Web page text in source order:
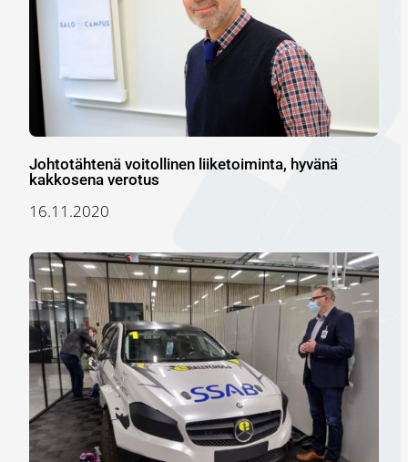
Johtotähtenä voitollinen liiketoiminta, hyvänä
kakkosena verotus
16.11.2020